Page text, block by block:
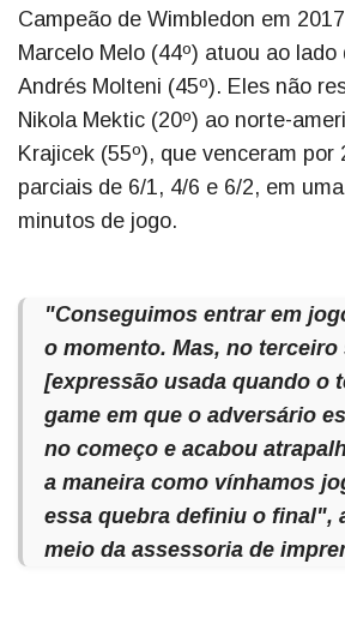
Campeão de Wimbledon em
Marcelo Melo (44º) atuou ao
Andrés Molteni (45º). Eles não
Nikola Mektic (20º) ao norte-
Krajicek (55º), que venceram por
parciais de 6/1, 4/6 e 6/2, em
minutos de jogo.
"Conseguimos entrar em
o momento. Mas, no terceiro
[expressão usada quando o
game em que o adversário
no começo e acabou
a maneira como vínhamos
essa quebra definiu o final",
meio da assessoria de